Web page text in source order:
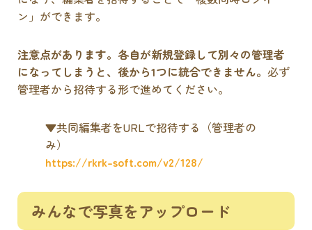
ン」ができます。
注意点があります。各自が新規登録して別々の管理者
になってしまうと、後から1つに統合できません。必ず
管理者から招待する形で進めてください。
▼共同編集者をURLで招待する（管理者の
み）
https://rkrk-soft.com/v2/128/
みんなで写真をアップロード